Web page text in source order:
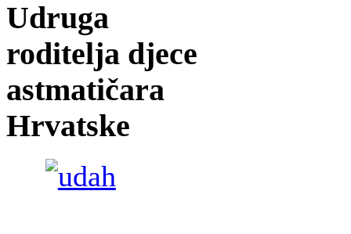
Udruga
roditelja djece
astmatičara
Hrvatske